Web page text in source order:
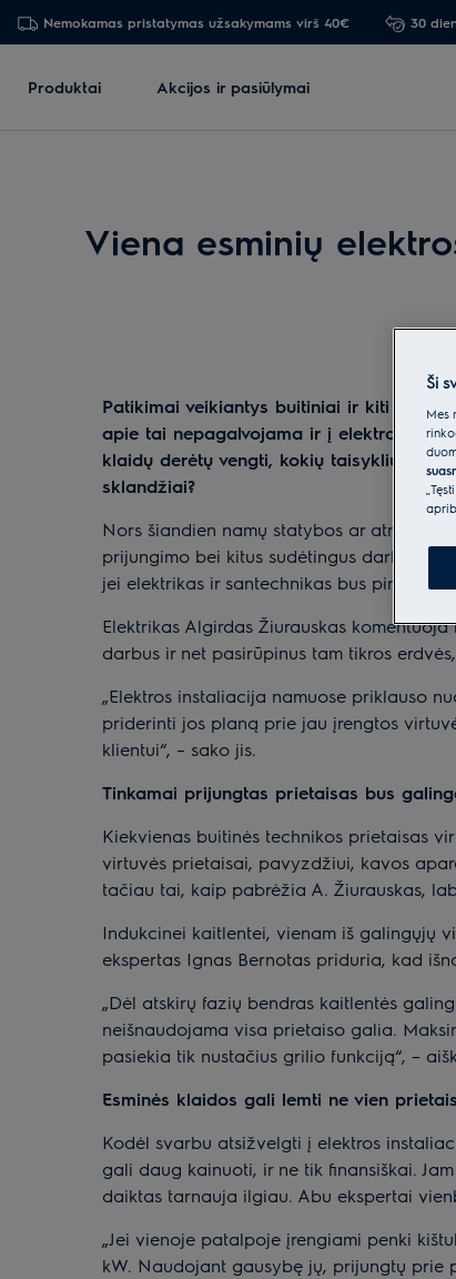
Nemokamas pristatymas užsakymams virš 40€ 30
Produktai Akcijos ir pasiūlymai
Viena esminių
Patikimai veikiantys buitiniai ir kiti
apie tai nepagalvojama ir į elektros
klaidų derėtų vengti, kokių taisyklių
sklandžiai?
Nors šiandien namų statybos ar
prijungimo bei kitus sudėtingus darbus,
jei elektrikas ir santechnikas bus pirmieji,
Elektrikas Algirdas Žiurauskas
darbus ir net pasirūpinus tam tikros
„Elektros instaliacija namuose priklauso
priderinti jos planą prie jau įrengtos
klientui“, – sako jis.
Tinkamai prijungtas prietaisas bus
Kiekvienas buitinės technikos prietaisas
virtuvės prietaisai, pavyzdžiui, kavos
tačiau tai, kaip pabrėžia A. Žiurauskas,
Indukcinei kaitlentei, vienam iš galingųjų
ekspertas Ignas Bernotas priduria, kad
„Dėl atskirų fazių bendras kaitlentės
neišnaudojama visa prietaiso galia.
pasiekia tik nustačius grilio funkciją“, –
Esminės klaidos gali lemti ne vien
Kodėl svarbu atsižvelgti į elektros
gali daug kainuoti, ir ne tik finansiškai.
daiktas tarnauja ilgiau. Abu ekspertai
„Jei vienoje patalpoje įrengiami penki
kW. Naudojant gausybę jų, prijungtų
Ši
Mes